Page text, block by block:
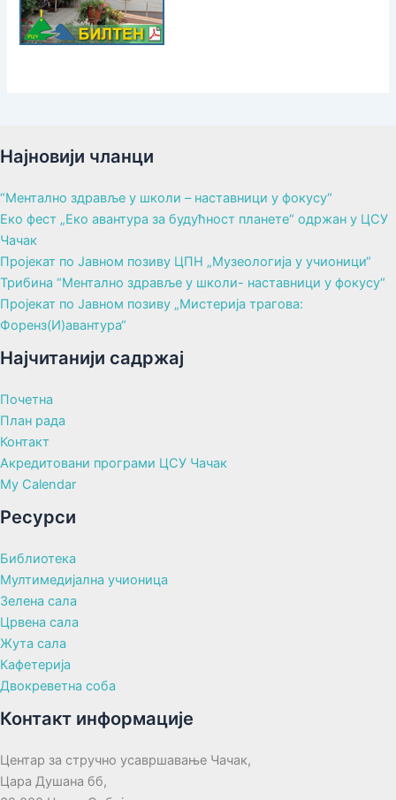
Најновији чланци
“Ментално здравље у школи – наставници у фокусу“
Еко фест „Еко авантура за будућност планете“ одржан у ЦСУ
Чачак
Пројекат по Јавном позиву ЦПН „Музеологија у учионици“
Трибина “Ментално здравље у школи- наставници у фокусу“
Пројекат по Јавном позиву „Мистерија трагова:
Форенз(И)авантура“
Најчитанији садржај
Почетна
План рада
Контакт
Акредитовани програми ЦСУ Чачак
My Calendar
Ресурси
Библиотека
Мултимедијална учионица
Зелена сала
Црвена сала
Жута сала
Кафетерија
Двокреветна соба
Контакт информације
Центар за стручно усавршавање Чачак,
Цара Душана бб,